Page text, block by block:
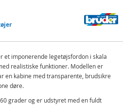
et imponerende legetøjsfordon i skala
realistiske funktioner. Modellen er
en kabine med transparente, brudsikre
døre.
grader og er udstyret med en fuldt